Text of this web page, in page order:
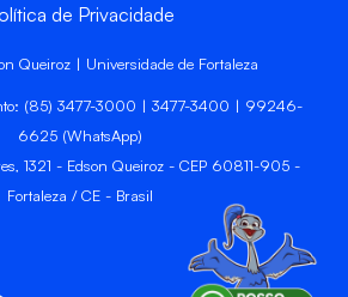
de Privacidade
Queiroz | Universidade de Fortaleza
(85) 3477-3000 | 3477-3400 | 99246-
6625 (WhatsApp)
1321 - Edson Queiroz - CEP 60811-905 -
Fortaleza / CE - Brasil